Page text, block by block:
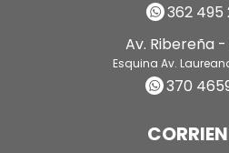
362 495
Av. Ribereña
Esquina Av.
370